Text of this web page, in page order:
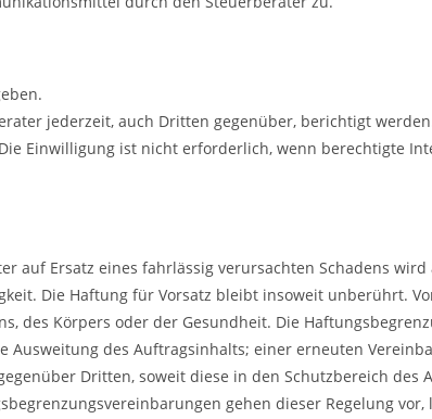
jederzeit, auch Dritten gegenüber, berichtigt
Einwilligung ist nicht erforderlich, wenn berechtigte
Ersatz eines fahrlässig verursachten Schadens wird
Die Haftung für Vorsatz bleibt insoweit unberührt.
des Körpers oder der Gesundheit. Die
Ausweitung des Auftragsinhalts; einer erneuten
Dritten, soweit diese in den Schutzbereich des
gehen dieser Regelung vor,